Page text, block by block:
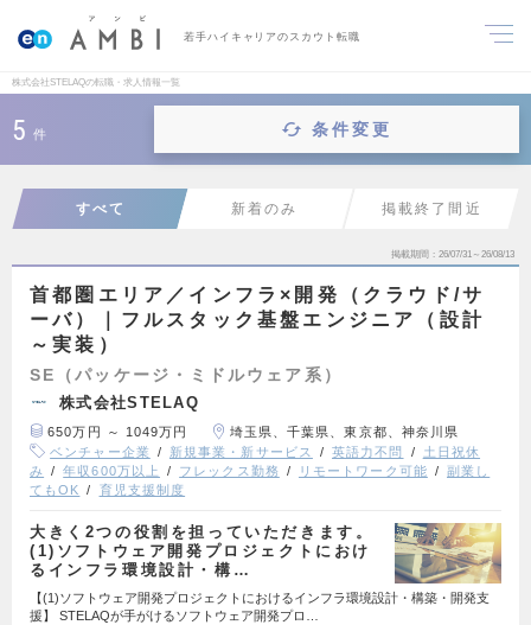
若手ハイキャリアのスカウト転職
株式会社STELAQの転職・求人情報一覧
5 件 条件変更
すべて 新着のみ 掲載終了間近
掲載期間 26/07/31～26/08/13
首都圏エリア／インフラ×開発（クラウド/サ
ーバ）｜フルスタック基盤エンジニア（設計
～実装）
SE（パッケージ・ミドルウェア系）
株式会社STELAQ
650万円 ～ 1049万円
埼玉県、千葉県、東京都、神奈川県
ベンチャー企業
新規事業・新サービス 英語力不問
土日祝休
み
年収600万以上 フレックス勤務 リモートワーク可能
副業し
てもOK
育児支援制度
大きく2つの役割を担っていただきます。
(1)ソフトウェア開発プロジェクトにおけ
るインフラ環境設計・構…
【(1)ソフトウェア開発プロジェクトにおけるインフラ環境設計・構築・開発支
援】 STELAQが手がけるソフトウェア開発プロ…